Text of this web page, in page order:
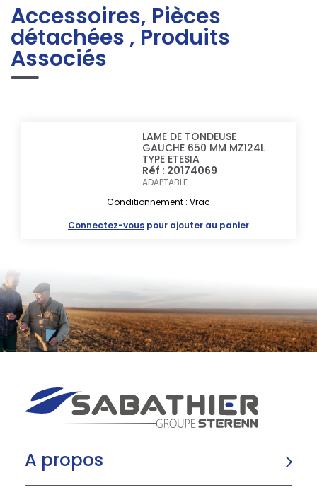
Accessoires, Pièces
détachées , Produits
Associés
LAME DE TONDEUSE
GAUCHE 650 MM MZ124L
TYPE ETESIA
Réf : 20174069
ADAPTABLE
Conditionnement : Vrac
Connectez-vous pour ajouter au panier
A propos